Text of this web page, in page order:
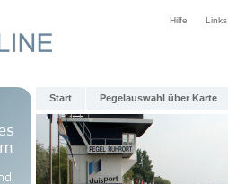
Hilfe Links
Start Pegelauswahl über Karte